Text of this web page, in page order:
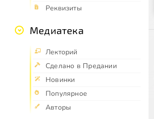
Реквизиты
Медиатека
Лекторий
Сделано в Предании
Новинки
Популярное
Авторы